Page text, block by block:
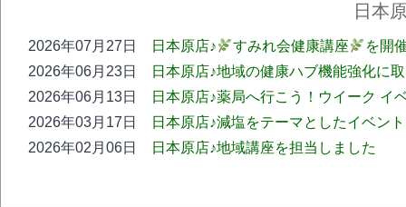
日本
2026年07月27日 日本原店♪ すみれ会健康講座
を開
2026年06月23日
日本原店♪地域の健康ハブ機能強化に
2026年06月13日
日本原店♪薬局へ行こう！ウイーク イ
2026年03月17日
日本原店♪減塩をテーマとしたイベン
2026年02月06日
日本原店♪地域講座を担当しました